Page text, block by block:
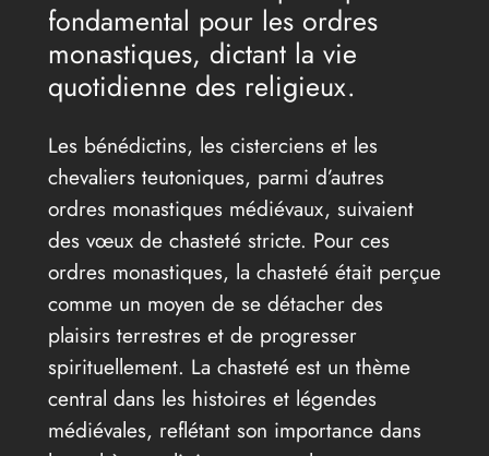
fondamental pour les ordres
monastiques, dictant la vie
quotidienne des religieux.
Les bénédictins, les cisterciens et les
chevaliers teutoniques, parmi d’autres
ordres monastiques médiévaux, suivaient
des vœux de chasteté stricte. Pour ces
ordres monastiques, la chasteté était perçue
comme un moyen de se détacher des
plaisirs terrestres et de progresser
spirituellement. La chasteté est un thème
central dans les histoires et légendes
médiévales, reflétant son importance dans